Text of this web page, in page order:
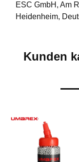
ESC GmbH, Am
Heidenheim,
Kunden